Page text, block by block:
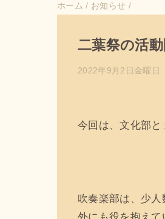
ホーム / お知らせ /
二葉祭の活
2022年9月2日金曜日
今回は、文化部と
吹奏楽部は、少